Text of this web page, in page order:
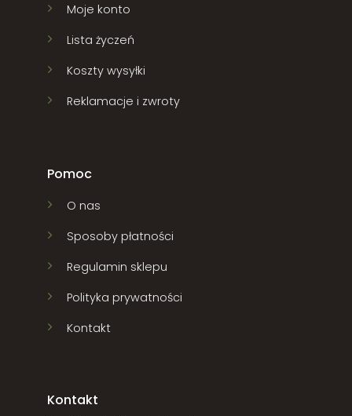
Moje konto
Lista życzeń
Koszty wysyłki
Reklamacje i zwroty
Pomoc
O nas
Sposoby płatności
Regulamin sklepu
Polityka prywatności
Kontakt
Kontakt